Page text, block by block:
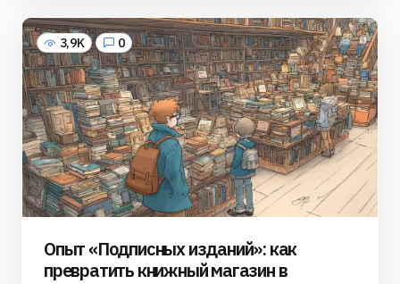
3,9K 0
Опыт «Подписных изданий»: как
превратить книжный магазин в